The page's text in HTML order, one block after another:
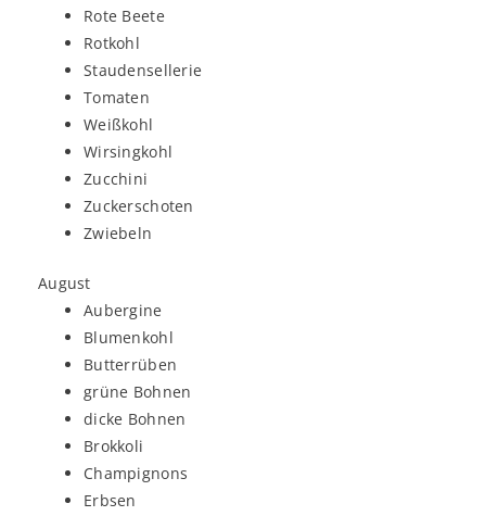
Rote Beete
Rotkohl
Staudensellerie
Tomaten
Weißkohl
Wirsingkohl
Zucchini
Zuckerschoten
Zwiebeln
August
Aubergine
Blumenkohl
Butterrüben
grüne Bohnen
dicke Bohnen
Brokkoli
Champignons
Erbsen